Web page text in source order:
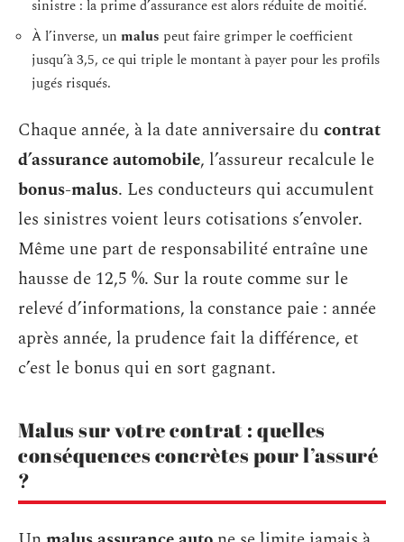
sinistre : la prime d’assurance est alors réduite de moitié.
À l’inverse, un malus peut faire grimper le coefficient
jusqu’à 3,5, ce qui triple le montant à payer pour les profils
jugés risqués.
Chaque année, à la date anniversaire du contrat
d’assurance automobile, l’assureur recalcule le
bonus-malus. Les conducteurs qui accumulent
les sinistres voient leurs cotisations s’envoler.
Même une part de responsabilité entraîne une
hausse de 12,5 %. Sur la route comme sur le
relevé d’informations, la constance paie : année
après année, la prudence fait la différence, et
c’est le bonus qui en sort gagnant.
Malus sur votre contrat : quelles
conséquences concrètes pour l’assuré
?